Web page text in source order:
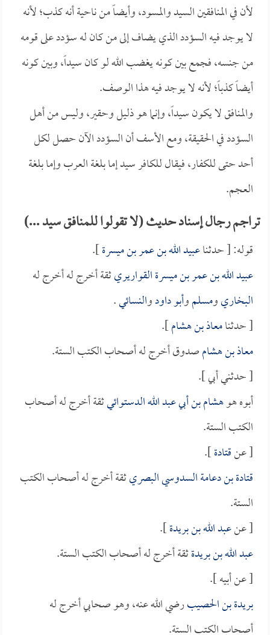
لأن في المنافقين السيد والمسود، وأيضاً من ناحية أنه كذب؛ لأنه
لا يوجد فيه السؤدد الذي يضاف إلى من كان له سؤدد على قومه
من جنسه، فجمع بين كونه يغضب الله لو كان سيداً، وبين كونه
أيضاً كذباً؛ لأنه لا يوجد فيه هذا الوصف.
والمنافق لا يكون سيداً، وإنما هو ذليل وحقير، وليس من أهل
السؤدد في الحقيقة، ومع الأسف أن السؤدد الآن حصل لكل
أحد حتى للكفار، فيقال للكافر سيد إما بلغة العرب وإما بلغة
العجم.
تراجم رجال إسناد حديث (لا تقولوا للمنافق سيد ...)
قوله: [ حدثناعبيد الله بن عمر بن ميسرة].
عبيد الله بن عمر بن ميسرة القواريريثقة أخرج له أخرج له
البخاريومسلموأبو داودوالنسائي.
[ حدثنامعاذ بن هشام].
معاذ بن هشامصدوق أخرج له أصحاب الكتب الستة.
[ حدثني أبي ].
أبوه هوهشام بن أبي عبد الله الدستوائيثقة أخرج له أصحاب
الكتب الستة.
[ عنقتادة].
قتادة بن دعامة السدوسي البصريثقة أخرج له أصحاب الكتب
الستة.
[ عنعبد الله بن بريدة].
عبد الله بن بريدةثقة أخرج له أصحاب الكتب الستة.
[ عن أبيه ].
بريدة بن الحصيبرضي الله عنه، وهو صحابي أخرج له